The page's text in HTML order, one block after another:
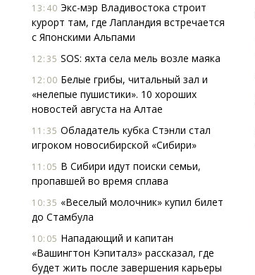
13:40 Экс-мэр Владивостока строит
курорт там, где Лапландия встречается
с Японскими Альпами
12:35 SOS: яхта села мель возле маяка
12:00 Белые грибы, читальный зал и
«нелепые пушистики». 10 хороших
новостей августа на Алтае
11:35 Обладатель кубка Стэнли стал
игроком новосибирской «Сибири»
11:05 В Сибири идут поиски семьи,
пропавшей во время сплава
10:35 «Веселый молочник» купил билет
до Стамбула
10:05 Нападающий и капитан
«Вашингтон Кэпиталз» рассказал, где
будет жить после завершения карьеры